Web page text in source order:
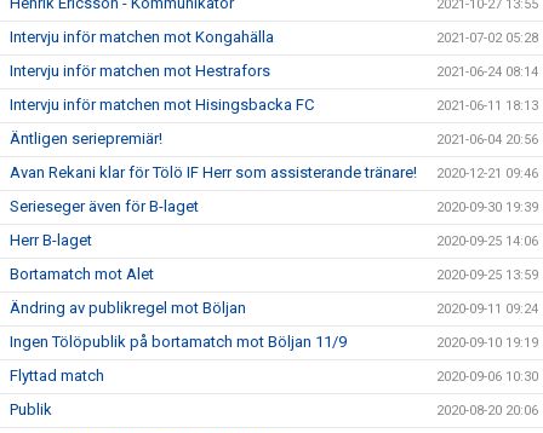
2021-10-27 13:55
Intervju inför matchen mot Kongahälla 2021-07-02 05:28
Intervju inför matchen mot Hestrafors 2021-06-24 08:14
Intervju inför matchen mot Hisingsbacka FC 2021-06-11 18:13
Äntligen seriepremiär! 2021-06-04 20:56
Avan Rekani klar för Tölö IF Herr som assisterande tränare! 2020-12-21 09:46
Serieseger även för B-laget 2020-09-30 19:39
Herr B-laget 2020-09-25 14:06
Bortamatch mot Alet 2020-09-25 13:59
Ändring av publikregel mot Böljan 2020-09-11 09:24
Ingen Tölöpublik på bortamatch mot Böljan 11/9 2020-09-10 19:19
Flyttad match 2020-09-06 10:30
Publik 2020-08-20 20:06